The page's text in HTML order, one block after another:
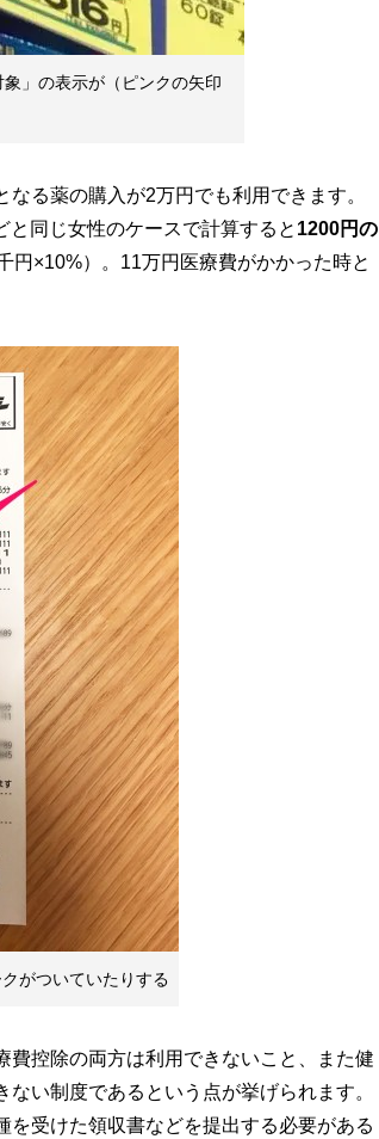
」の表示が（ピンクの矢印
る薬の購入が2万円でも利用できます。
と同じ女性のケースで計算すると 1200円の
円×10%）。11万円医療費がかかった時と
がついていたりする
控除の両方は利用できないこと、また健
い制度であるという点が挙げられます。
受けた領収書などを提出する必要がある